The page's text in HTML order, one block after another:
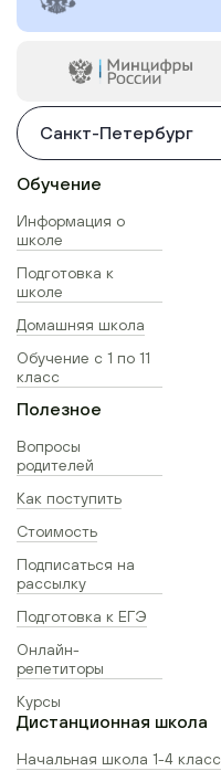
Санкт-Петербург
Обучение
Информация о
школе
Подготовка к
школе
Домашняя школа
Обучение с 1 по 11
класс
Полезное
Вопросы
родителей
Как поступить
Стоимость
Подписаться на
рассылку
Подготовка к ЕГЭ
Онлайн-
репетиторы
Курсы
Дистанционная школа
Начальная школа 1-4 класс